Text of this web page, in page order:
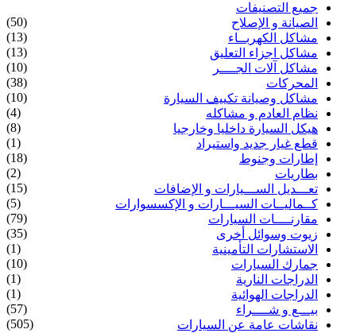
جميع التصنيفات
الصيانة و الإصلاح
(50)
مشاكل الكهربــاء
(13)
مشاكل اجزاء التعليق
(13)
مشاكل آلات الجــــر
(10)
المحركات
(38)
مشاكل وصيانة تكييف السيارة
(10)
نظام العادم و مشاكله
(4)
هيكل السيارة داخليا وخارجيا
(8)
قطع غيار جديد واستيراد
(1)
إطارات وجنوط
(18)
بطاريات
(2)
تعـــديل الســـيارات و الإضافات
(15)
كــماليــات السيـــارات و الإكسسوارات
(5)
مقارنــــات السيارات
(79)
زيوت وسوائل أخرى
(35)
الاستشارات التأمينية
(1)
جمارك السيارات
(10)
الدراجات النارية
(1)
الدراجات الهوائية
(1)
بيـــع و شــــراء
(57)
نقاشات عامة عن السيارات
(505)